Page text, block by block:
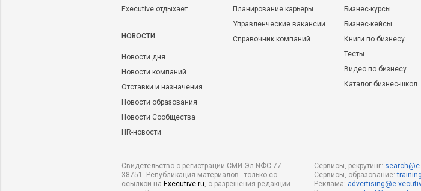
Executive отдыхает
НОВОСТИ
Новости дня
Новости компаний
Отставки и назначения
Новости образования
Новости Сообщества
HR-новости
Планирование карьеры
Управленческие вакансии
Справочник компаний
Бизнес-курсы
Бизнес-кейсы
Книги по бизнесу
Тесты
Видео по бизнесу
Каталог бизнес-школ
Свидетельство о регистрации СМИ Эл NФС 77-
38751. Републикация материалов - только со
ссылкой на Executive.ru, с разрешения редакции
Сервисы, рекрутинг:
Сервисы, образование:
Реклама: advertising@e-